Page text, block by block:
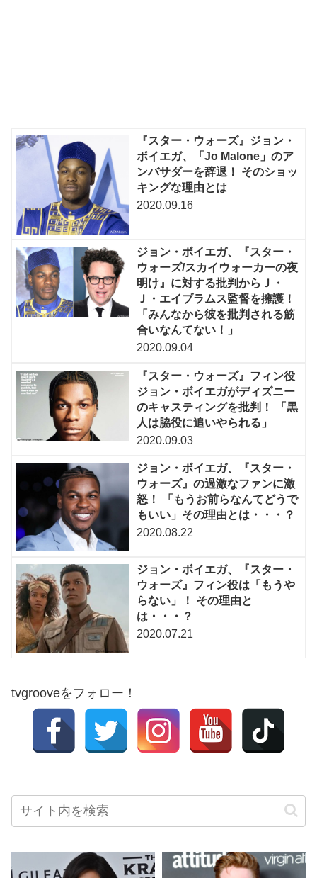
『スター・ウォーズ』ジョン・
ボイエガ、「Jo Malone」のア
ンバサダーを辞退！ そのショッ
キングな理由とは
2020.09.16
ジョン・ボイエガ、『スター・
ウォーズ/スカイウォーカーの夜
明け』に対する批判からＪ・
Ｊ・エイブラムス監督を擁護！
「みんなから彼を批判される筋
合いなんてない！」
2020.09.04
『スター・ウォーズ』フィン役
ジョン・ボイエガがディズニー
のキャスティングを批判！ 「黒
人は脇役に追いやられる」
2020.09.03
ジョン・ボイエガ、『スター・
ウォーズ』の過激なファンに激
怒！ 「もうお前らなんてどうで
もいい」その理由とは・・・？
2020.08.22
ジョン・ボイエガ、『スター・
ウォーズ』フィン役は「もうや
らない」！ その理由と
は・・・？
2020.07.21
tvgrooveをフォロー！